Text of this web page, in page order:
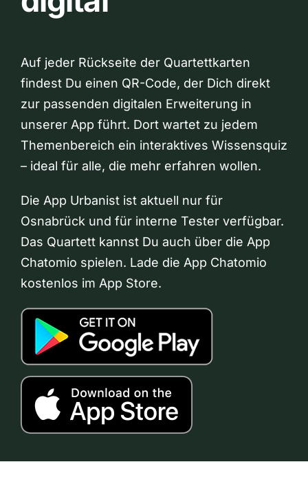
Auf jeder Rückseite der Quartettkarten
findest Du einen QR-Code, der Dich direkt
zur passenden digitalen Erweiterung in
unserer App führt. Dort wartet zu jedem
Themenbereich ein interaktives Wissensquiz
– ideal für alle, die mehr erfahren wollen.
Die App Urbanist ist aktuell nur für
Osnabrück und für interne Tester verfügbar.
Das Quartett kannst Du auch über die App
Chatomio spielen. Lade die App Chatomio
kostenlos im App Store.